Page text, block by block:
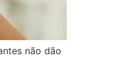
não dão